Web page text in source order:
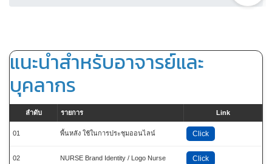
แนะนำสำหรับอาจารย์และ
บุคลากร
ลำดับ รายการ Link
01 พื้นหลัง ใช้ในการประชุมออนไลน์ Click
02 NURSE Brand Identity / Logo Nurse Click